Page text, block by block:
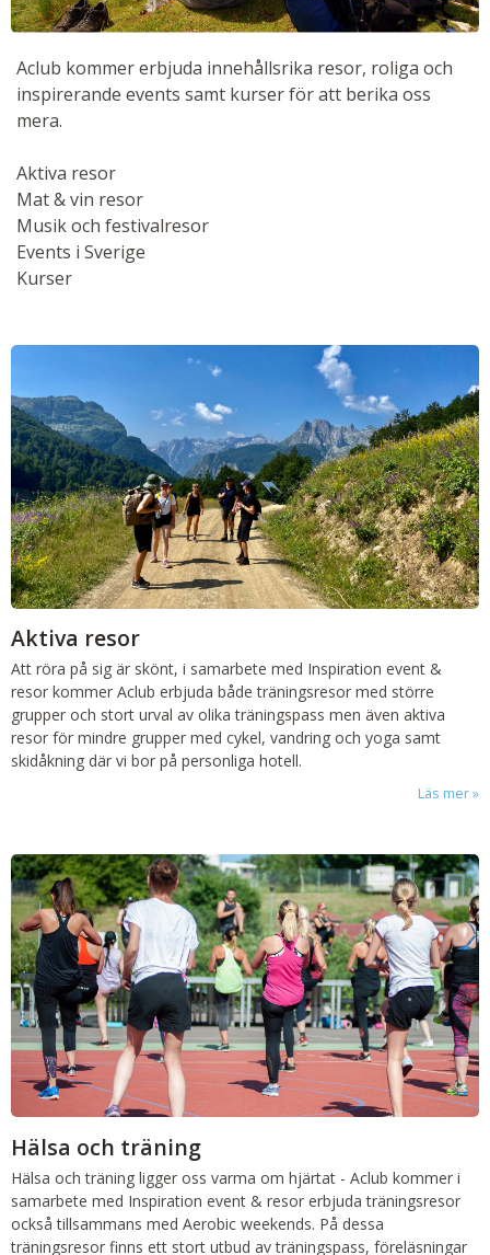
Aclub kommer erbjuda innehållsrika resor, roliga och
inspirerande events samt kurser för att berika oss
mera.
Aktiva resor
Mat & vin resor
Musik och festivalresor
Events i Sverige
Kurser
Aktiva resor
Att röra på sig är skönt, i samarbete med Inspiration event &
resor kommer Aclub erbjuda både träningsresor med större
grupper och stort urval av olika träningspass men även aktiva
resor för mindre grupper med cykel, vandring och yoga samt
skidåkning där vi bor på personliga hotell.
Läs mer
Hälsa och träning
Hälsa och träning ligger oss varma om hjärtat - Aclub kommer i
samarbete med Inspiration event & resor erbjuda träningsresor
också tillsammans med Aerobic weekends. På dessa
träningsresor finns ett stort utbud av träningspass, föreläsningar